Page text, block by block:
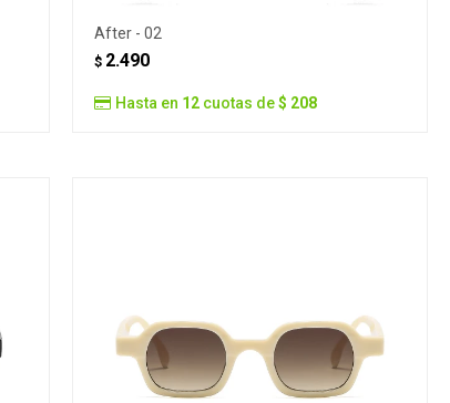
After - 02
$ 2.490
Hasta en 12cuotas de$ 208